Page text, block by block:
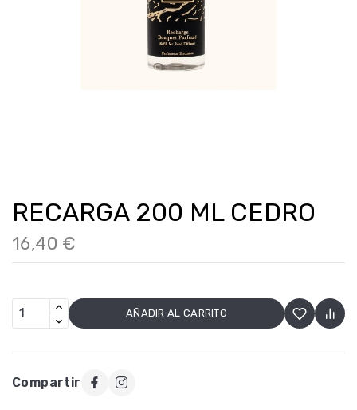
RECARGA 200 ML CEDRO
16,40 €
AÑADIR AL CARRITO
Compartir